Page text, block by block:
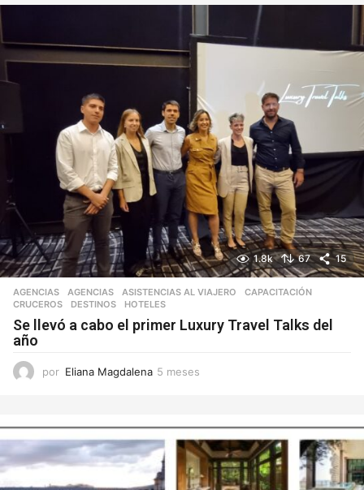
m
n
1.8k 67 15
AGENCIAS AGENCIAS ,ASISTENCIAS AL VIAJERO ,CAPACITACIÓN
CRUCEROS
,DESTINOS ,HOTELES
Se llevó a cabo el primer Luxury Travel Talks del
año
por Eliana Magdalena 5 meses
e
s